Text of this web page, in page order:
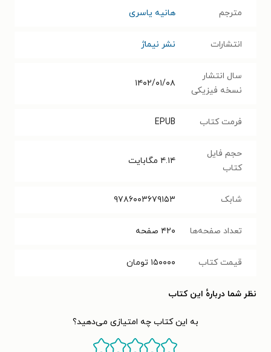
مترجم هانیه یاسری
انتشارات نشر نیماژ
سال انتشار
نسخه فیزیکی
۱۴۰۲/۰۱/۰۸
فرمت کتاب EPUB
حجم فایل
کتاب
۴.۱۴ مگابایت
شابک ۹۷۸۶۰۰۳۶۷۹۱۵۳
تعداد صفحه‌ها ۴۲۰ صفحه
قیمت کتاب ۱۵۰۰۰۰ تومان
نظر شما دربارهٔ این کتاب
به این کتاب چه امتیازی می‌دهید؟